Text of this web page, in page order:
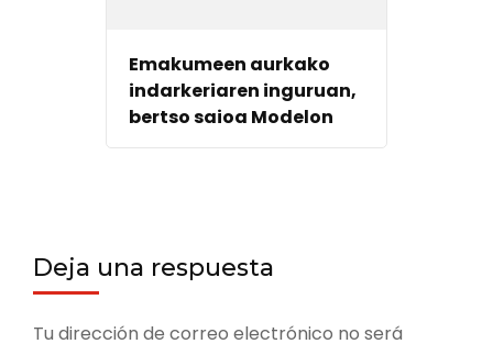
Emakumeen aurkako
indarkeriaren inguruan,
bertso saioa Modelon
Deja una respuesta
Tu dirección de correo electrónico no será